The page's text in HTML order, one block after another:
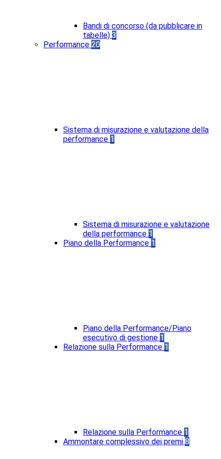
Bandi di concorso (da pubblicare in
tabelle) 3
Performance 20
Sistema di misurazione e valutazione della
performance 1
Sistema di misurazione e valutazione
della performance 1
Piano della Performance 1
Piano della Performance/Piano
esecutivo di gestione 1
Relazione sulla Performance 1
Relazione sulla Performance 1
Ammontare complessivo dei premi 8